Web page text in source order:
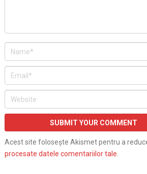
Acest site folosește Akismet pentru a
procesate datele comentariilor tale.